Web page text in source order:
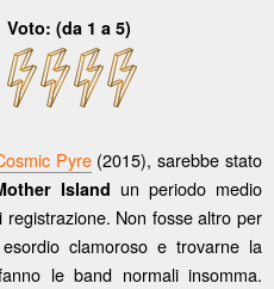
Voto: (da 1 a 5)
Pyre(2015), sarebbe stato
Island un periodo medio
Non fosse altro per
clamoroso e trovarne la
le band normali insomma.